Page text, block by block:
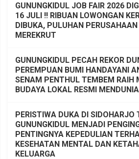
GUNUNGKIDUL JOB FAIR 2026
16 JULI !! RIBUAN LOWONGAN
DIBUKA, PULUHAN
MEREKRUT
GUNUNGKIDUL PECAH REKOR
PEREMPUAN BUMI HANDAYANI
SENAM PENTHUL TEMBEM RAIH
BUDAYA LOKAL RESMI MENDUNIA
PERISTIWA DUKA DI SIDOHARJO
GUNUNGKIDUL MENJADI
PENTINGNYA KEPEDULIAN
KESEHATAN MENTAL DAN
KELUARGA